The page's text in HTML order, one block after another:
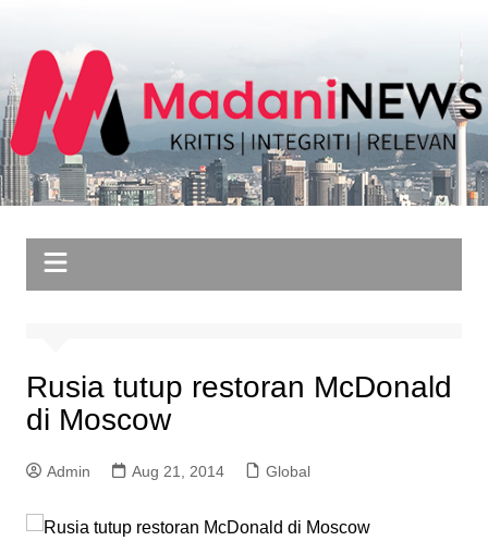
content
Rusia tutup restoran McDonald
di Moscow
Admin Aug 21, 2014 Global